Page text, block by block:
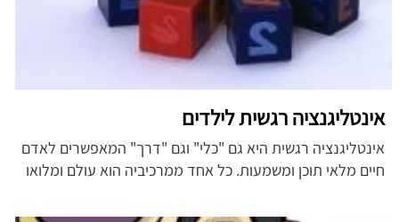
אינטליגנציה רגשית לילדים
אינטליגנציה רגשית היא גם "כלי" וגם "דרך" המאפשרים לאדם
חיים מלאי תוכן ומשמעות. כל אחד ממרכיביה הוא עולם ומלואו